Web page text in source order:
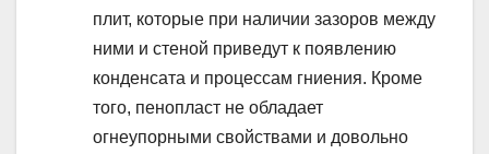
плит, которые при наличии зазоров между
ними и стеной приведут к появлению
конденсата и процессам гниения. Кроме
того, пенопласт не обладает
огнеупорными свойствами и довольно